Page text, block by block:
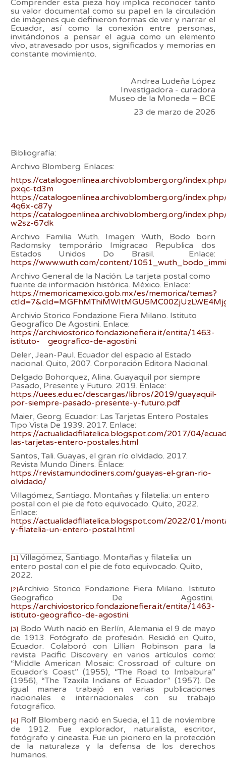
Comprender esta pieza hoy implica reconocer tanto
su valor documental como su papel en la circulación
de imágenes que definieron formas de ver y narrar el
Ecuador, así como la conexión entre personas,
invitándonos a pensar el agua como un elemento
vivo, atravesado por usos, significados y memorias en
constante movimiento.
Andrea Ludeña López
Investigadora - curadora
Museo de la Moneda – BCE
23 de marzo de 2026
Bibliografía:
Archivo Blomberg. Enlaces:
https://catalogoenlinea.archivoblomberg.org/
pxqc-td3m
https://catalogoenlinea.archivoblomberg.org/
4q6x-c87y
https://catalogoenlinea.archivoblomberg.org/
w2sz-67dk
Archivo Familia Wuth. Imagen: Wuth, Bodo born
Radomsky temporário Imigracao Republica dos
Estados Unidos Do Brasil. Enlace:
https://www.wuth.com/content/
Archivo General de la Nación. La tarjeta postal como
fuente de información histórica. México. Enlace:
https://memoricamexico.gob.mx/es/memorica/temas?
Archivio Storico Fondazione Fiera Milano. Istituto
Geografico De Agostini. Enlace:
https://archiviostorico.fondazionefiera.it/entita/1463-
istituto- geografico-de-agostini.
Deler, Jean-Paul. Ecuador del espacio al Estado
nacional. Quito, 2007. Corporación Editora Nacional.
Delgado Bohorquez, Alina. Guayaquil por siempre
Pasado, Presente y Futuro. 2019. Enlace:
https://uees.edu.ec/descargas/libros/2019/guayaquil-
por-siempre-pasado-presente-y-futuro.pdf
Maier, Georg. Ecuador: Las Tarjetas Entero Postales
Tipo Vista De 1939. 2017. Enlace:
https://actualidadfilatelica.blogspot.com/2017/04/
las-tarjetas-entero-postales.html
Santos, Tali. Guayas, el gran río olvidado. 2017.
Revista Mundo Diners. Enlace:
https://revistamundodiners.com/guayas-el-gran-rio-
olvidado/
Villagómez, Santiago. Montañas y filatelia: un entero
postal con el pie de foto equivocado. Quito, 2022.
Enlace:
https://actualidadfilatelica.blogspot.com/2022/01/
y-filatelia-un-entero-postal.html
[1] Villagómez, Santiago. Montañas y filatelia: un
entero postal con el pie de foto equivocado. Quito,
2022.
[2] Archivio Storico Fondazione Fiera Milano. Istituto
Geografico De Agostini.
https://archiviostorico.fondazionefiera.it/entita/1463-
istituto-geografico-de-agostini.
[3]
Bodo Wuth nació en Berlín, Alemania el 9 de mayo
de 1913. Fotógrafo de profesión. Residió en Quito,
Ecuador. Colaboró con Lillian Robinson para la
revista Pacific Discovery en varios artículos como:
“Middle American Mosaic: Crossroad of culture on
Ecuador's Coast” (1955), “The Road to Imbabura”
(1956), “The Tzaxila Indians of Ecuador” (1957). De
igual manera trabajó en varias publicaciones
nacionales e internacionales con su trabajo
fotográfico.
[4]
Rolf Blomberg nació en Suecia, el 11 de noviembre
de 1912. Fue explorador, naturalista, escritor,
fotógrafo y cineasta. Fue un pionero en la protección
de la naturaleza y la defensa de los derechos
humanos.